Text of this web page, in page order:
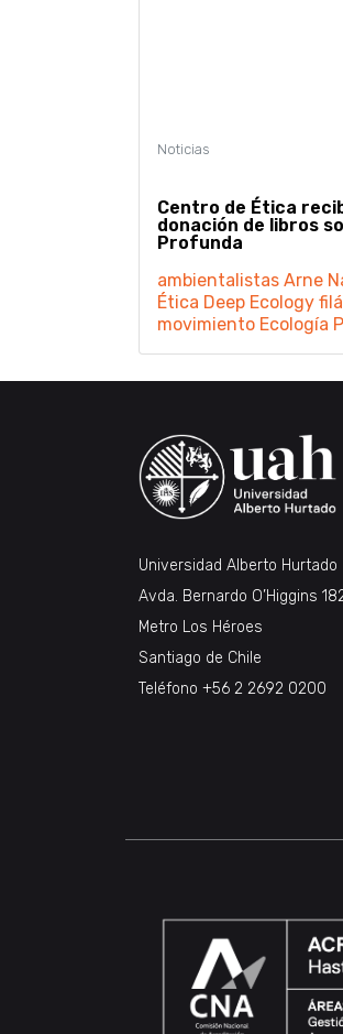
Centro de Ética
donación de libros
Profunda
ambientalistas Arne
Ética Deep Ecology
movimiento Ecología
Universidad Alberto Hurtado
Avda. Bernardo O’Higgins
Metro Los Héroes
Santiago de Chile
Teléfono +56 2 2692 0200